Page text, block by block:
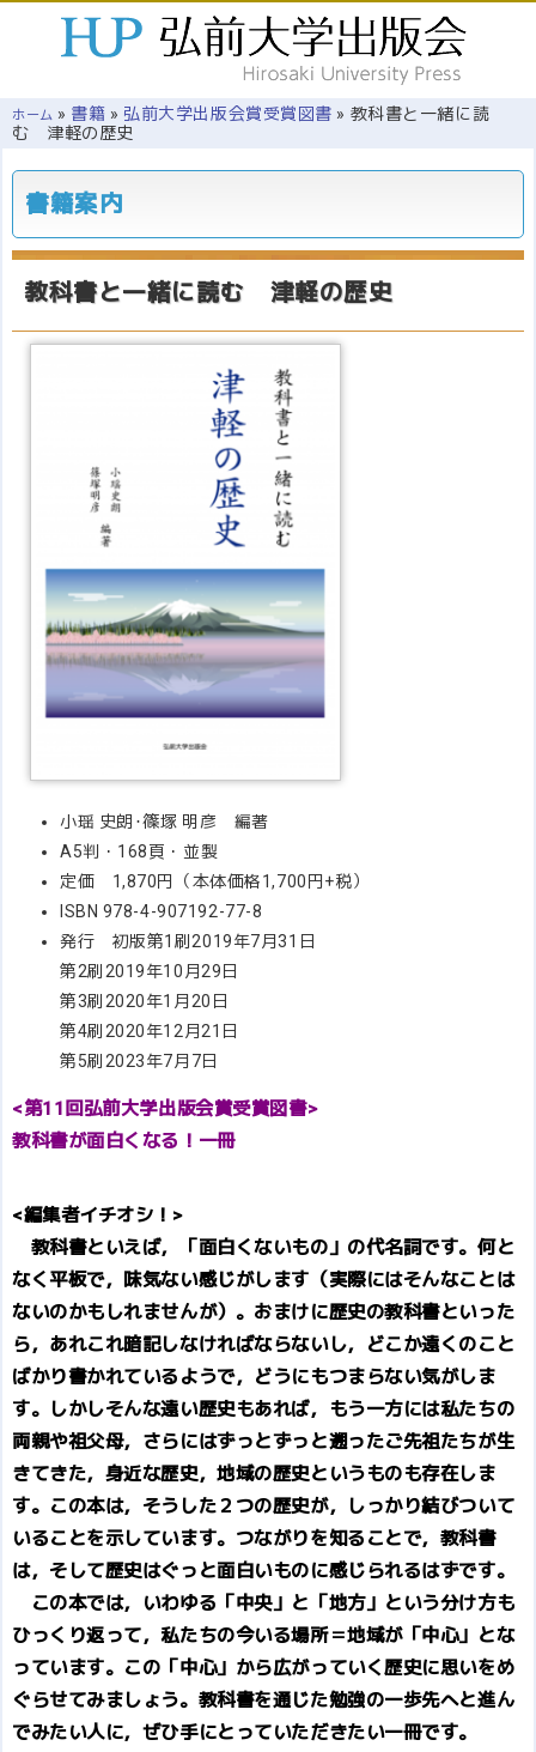
ホーム » 書籍 » 弘前大学出版会賞受賞図書 » 教科書と一緒に読
む 津軽の歴史
書籍案内
教科書と一緒に読む 津軽の歴史
小瑶 史朗･篠塚 明彦 編著
A5判・168頁・並製
定価 1,870円（本体価格1,700円+税）
ISBN 978-4-907192-77-8
発行 初版第1刷2019年7月31日
第2刷2019年10月29日
第3刷2020年1月20日
第4刷2020年12月21日
第5刷2023年7月7日
<第11回弘前大学出版会賞受賞図書>
教科書が面白くなる！一冊
<編集者イチオシ！>
教科書といえば，「面白くないもの」の代名詞です。何と
なく平板で，味気ない感じがします（実際にはそんなことは
ないのかもしれませんが）。おまけに歴史の教科書といった
ら，あれこれ暗記しなければならないし，どこか遠くのこと
ばかり書かれているようで，どうにもつまらない気がしま
す。しかしそんな遠い歴史もあれば，もう一方には私たちの
両親や祖父母，さらにはずっとずっと遡ったご先祖たちが生
きてきた，身近な歴史，地域の歴史というものも存在しま
す。この本は，そうした２つの歴史が，しっかり結びついて
いることを示しています。つながりを知ることで，教科書
は，そして歴史はぐっと面白いものに感じられるはずです。
この本では，いわゆる「中央」と「地方」という分け方も
ひっくり返って，私たちの今いる場所＝地域が「中心」とな
っています。この「中心」から広がっていく歴史に思いをめ
ぐらせてみましょう。教科書を通じた勉強の一歩先へと進ん
でみたい人に，ぜひ手にとっていただきたい一冊です。